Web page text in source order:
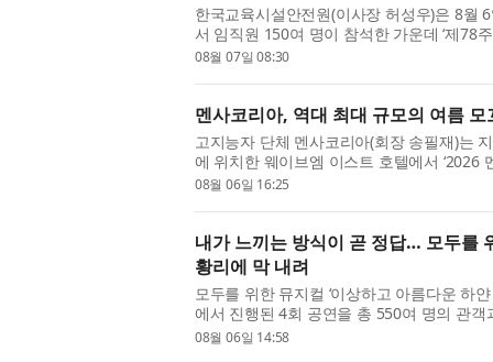
한국교육시설안전원(이사장 허성우)은 8월
서 임직원 150여 명이 참석한 가운데 ‘제78
사는 기관의 미래 비전을 공유하고 ...
08월 07일 08:30
멘사코리아, 역대 최대 규모의 여름 모
고지능자 단체 멘사코리아(회장 송필재)는
에 위치한 웨이브엠 이스트 호텔에서 ‘2026
다. 이번 여름 모꼬지에는 130여 ...
08월 06일 16:25
내가 느끼는 방식이 곧 정답… 모두를
황리에 막 내려
모두를 위한 뮤지컬 ‘이상하고 아름다운 하
에서 진행된 4회 공연을 총 550여 명의 관
청소년을 위한 예술지원사업 선정...
08월 06일 14:58